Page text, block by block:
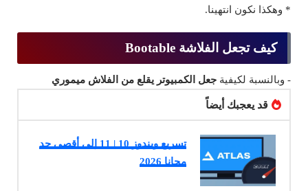
* وهكذا نكون انتهينا.
كيف تجعل الفلاشة Bootable
- وبالنسبة لكيفية جعل الكمبيوتر يقلع من الفلاش ميموري
قد يعجبك أيضاً
تسريع ويندوز 10 | 11 إلى أقصى حد
مجانا 2026